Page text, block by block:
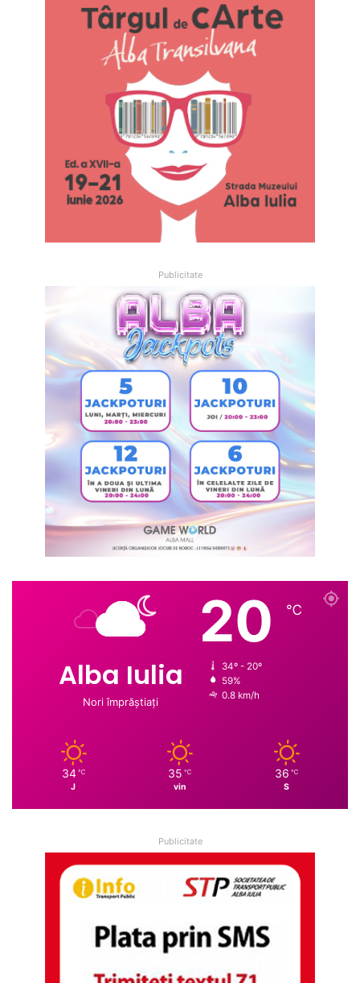
Publicitate
Alba Iulia
Nori împrăștiați
20 ℃
34º - 20º
59%
0.8 km/h
34 ℃
J
35 ℃
vin
36 ℃
S
Publicitate